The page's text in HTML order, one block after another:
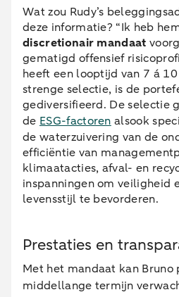
Wat zou Rudy’s
deze informatie? “Ik heb
discretionair mandaat
gematigd offensief
heeft een looptijd van 7 á
strenge selectie, is de
gediversifieerd. De selectie
de ESG-factoren alsook
de waterzuivering van de
efficiëntie van
klimaatacties, afval- en
inspanningen om veiligheid
levensstijl te bevorderen.
Prestaties en
Met het mandaat kan Bruno
middellange termijn